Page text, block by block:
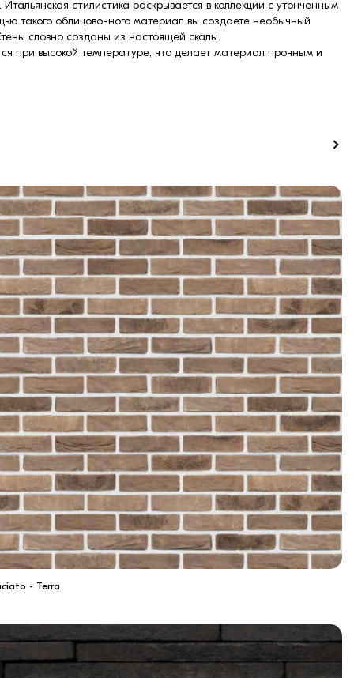
стилистика раскрывается в коллекции с утонченным
такого облицовочного материал вы создаете необычный
словно созданы из настоящей скалы.
при высокой температуре, что делает материал прочным и
- Terra